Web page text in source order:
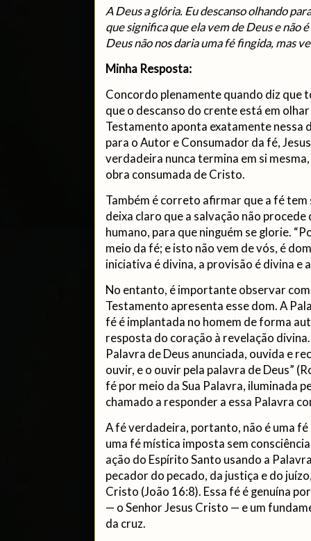
A Deus a glória. Eu descanso olhando
que significa que ela vem de Deus e não
Deus não nos daria uma fé fingida, mas
Minha Resposta:
Concordo plenamente quando diz que
que o descanso do crente está em
Testamento aponta exatamente nessa
para o Autor e Consumador da fé,
verdadeira nunca termina em si
obra consumada de Cristo.
Também é correto afirmar que a fé tem
deixa claro que a salvação não
humano, para que ninguém se glorie.
meio da fé; e isto não vem de vós, é
iniciativa é divina, a provisão é divina e
No entanto, é importante observar
Testamento apresenta esse dom. A
fé é implantada no homem de forma
resposta do coração à revelação
Palavra de Deus anunciada, ouvida e
ouvir, e o ouvir pela palavra de Deus”
fé por meio da Sua Palavra, iluminada
chamado a responder a essa Palavra
A fé verdadeira, portanto, não é uma fé
uma fé mística imposta sem
ação do Espírito Santo usando a
pecador do pecado, da justiça e do
Cristo (João 16:8). Essa fé é genuína
— o Senhor Jesus Cristo — e um
da cruz.